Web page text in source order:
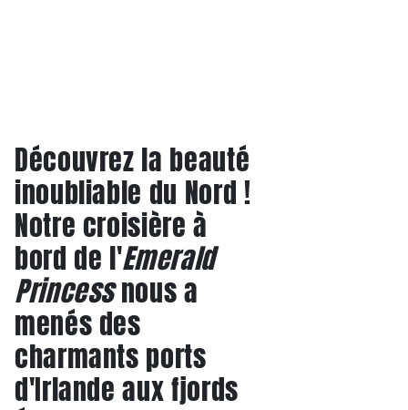
Découvrez la beauté
inoubliable du Nord !
Notre croisière à
bord de l'Emerald
Princessnous a
menés des
charmants ports
d'Irlande aux fjords